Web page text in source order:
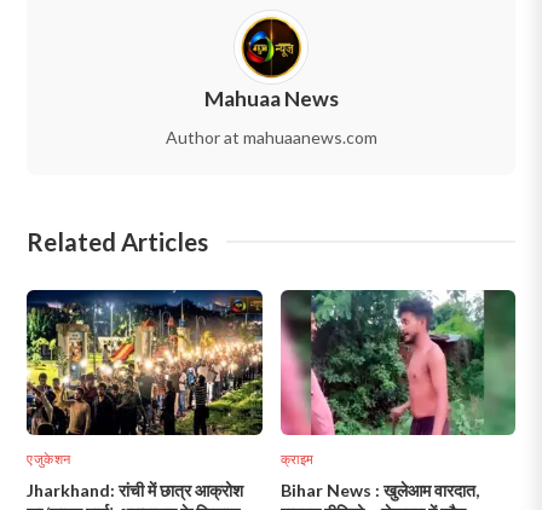
Mahuaa News
Author at mahuaanews.com
Related Articles
एजुकेशन
Jharkhand: रांची में छात्र आक्रोश
क्राइम
Bihar News : खुलेआम वारदात,